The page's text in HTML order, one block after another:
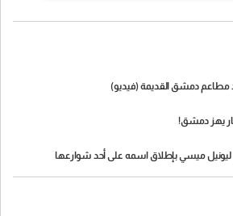
مطاعم دمشق القديمة (فيديو)
يهز دمشق!
ليونيل ميسي بإطلاق اسمه على أحد شوارعها